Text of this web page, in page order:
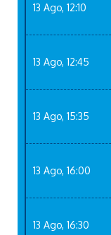
13 Ago, 12:10
13 Ago, 12:45
13 Ago, 15:35
13 Ago, 16:00
13 Ago, 16:30